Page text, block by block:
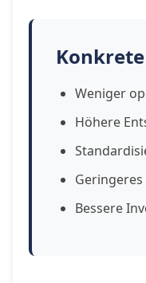
Weniger
Höhere
Bessere